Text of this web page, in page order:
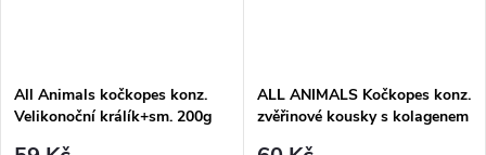
All Animals kočkopes konz.
Velikonoční králík+sm. 200g
ALL ANIMALS Kočkopes konz.
zvěřinové kousky s kolagenem